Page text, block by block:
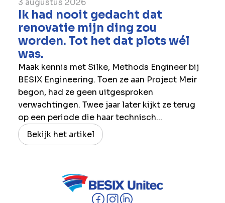
3 augustus 2026
Ik had nooit gedacht dat
renovatie mijn ding zou
worden. Tot het dat plots wél
was.
Maak kennis met Silke, Methods Engineer bij
BESIX Engineering. Toen ze aan Project Meir
begon, had ze geen uitgesproken
verwachtingen. Twee jaar later kijkt ze terug
op een periode die haar technisch...
Bekijk het artikel